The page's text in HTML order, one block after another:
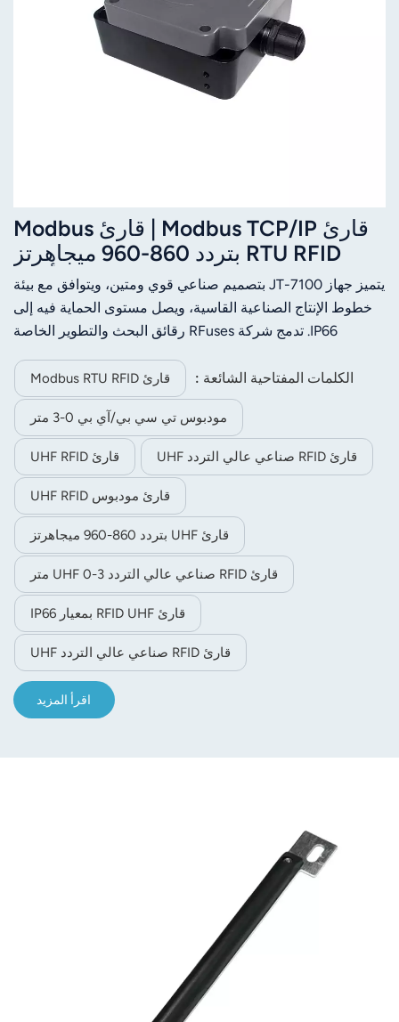
قارئ Modbus TCP/IP | قارئ Modbus
RTU RFID بتردد 860-960 ميجاهرتز
UHF، نطاق 0-3 أمتار
يتميز جهاز JT-7100 بتصميم صناعي قوي ومتين، ويتوافق مع بيئة
خطوط الإنتاج الصناعية القاسية، ويصل مستوى الحماية فيه إلى
IP66. تدمج شركة RFuses رقائق البحث والتطوير الخاصة
مراقبة ذكية لحالة العمل بواسطة البرنامج، لا يحدث عطل أثناء
التشغيل على مدار 24 ساعة لمدة 365 يومًا.تم تصميم الغطاء
السفلي لتركيب القطع الحديدية، مما يجعله مناسبًا للتركيب في
بيئة خط الإنتاج الصناعي وتركيب القارئ.حجم صغير ووزن خفيف،
مما يسهل دمجه مع معدات خطوط الإنتاج الصناعية. يدعم علامة
EPCglobal UHF Class 1 Gen 2 / ISO 18000-6C RFID.
الكلمات المفتاحية الشائعة : قارئ Modbus RTU RFID
مودبوس تي سي بي/آي بي 0-3 متر
قارئ RFID صناعي عالي التردد UHF قارئ UHF RFID
قارئ مودبوس UHF RFID
قارئ UHF بتردد 860-960 ميجاهرتز
قارئ RFID صناعي عالي التردد UHF 0-3 متر
قارئ RFID UHF بمعيار IP66
قارئ RFID صناعي عالي التردد UHF
اقرأ المزيد